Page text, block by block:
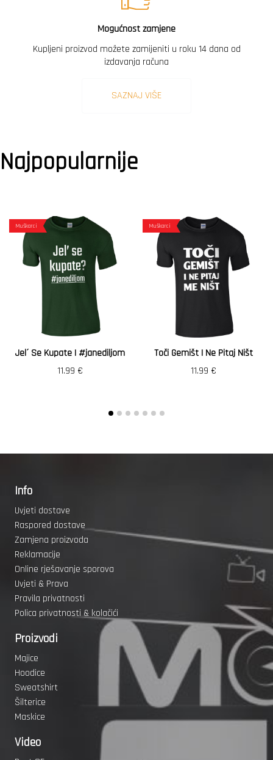
Mogućnost zamjene
Kupljeni proizvod možete zamijeniti u roku 14 dana od
izdavanja računa
SAZNAJ VIŠE
Najpopularnije
Muškarci
Jel´ Se Kupate | #janediljom
11.99 €
Muškarci
Toči Gemišt I Ne Pitaj Ništ
11.99 €
Info
Uvjeti dostave
Raspored dostave
Zamjena proizvoda
Reklamacije
Online rješavanje sporova
Uvjeti & Prava
Pravila privatnosti
Polica privatnosti & kolačići
Proizvodi
Majice
Hoodice
Sweatshirt
Šilterice
Maskice
Video